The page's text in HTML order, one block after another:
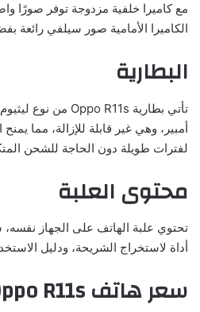
مع كاميرا خلفية مزدوجة توفر صورًا
الكاميرا الأمامية صور سيلفي رائعة
البطارية
أمبير، وهي غير قابلة للإزالة، مما
لفترات طويلة دون الحاجة للشحن
محتوى العلبة
أداة لاستخراج الشريحة، ودليل
سعر هاتف Oppo R11s